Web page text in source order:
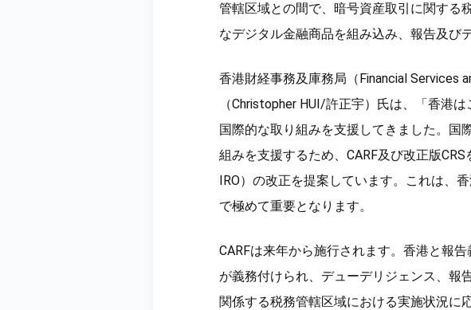
管轄区域との間で、暗号資産取引に関する
なデジタル金融商品を組み込み、報告及び
香港財経事務及庫務局（Financial Services
（Christopher HUI/許正宇）氏は、「香港
国際的な取り組みを支援してきました。国
組みを支援するため、CARF及び改正版
IRO）の改正を提案しています。これは、
で極めて重要となります。
CARFは来年から施行されます。香港と報
が義務付けられ、デューデリジェンス、報
関係する税務管轄区域における実施状況に